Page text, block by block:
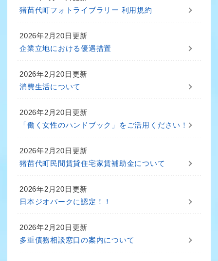
猪苗代町フォトライブラリー 利用規約
2026年2月20日更新
企業立地における優遇措置
2026年2月20日更新
消費生活について
2026年2月20日更新
「働く女性のハンドブック」をご活用ください！
2026年2月20日更新
猪苗代町民間賃貸住宅家賃補助金について
2026年2月20日更新
日本ジオパークに認定！！
2026年2月20日更新
多重債務相談窓口の案内について